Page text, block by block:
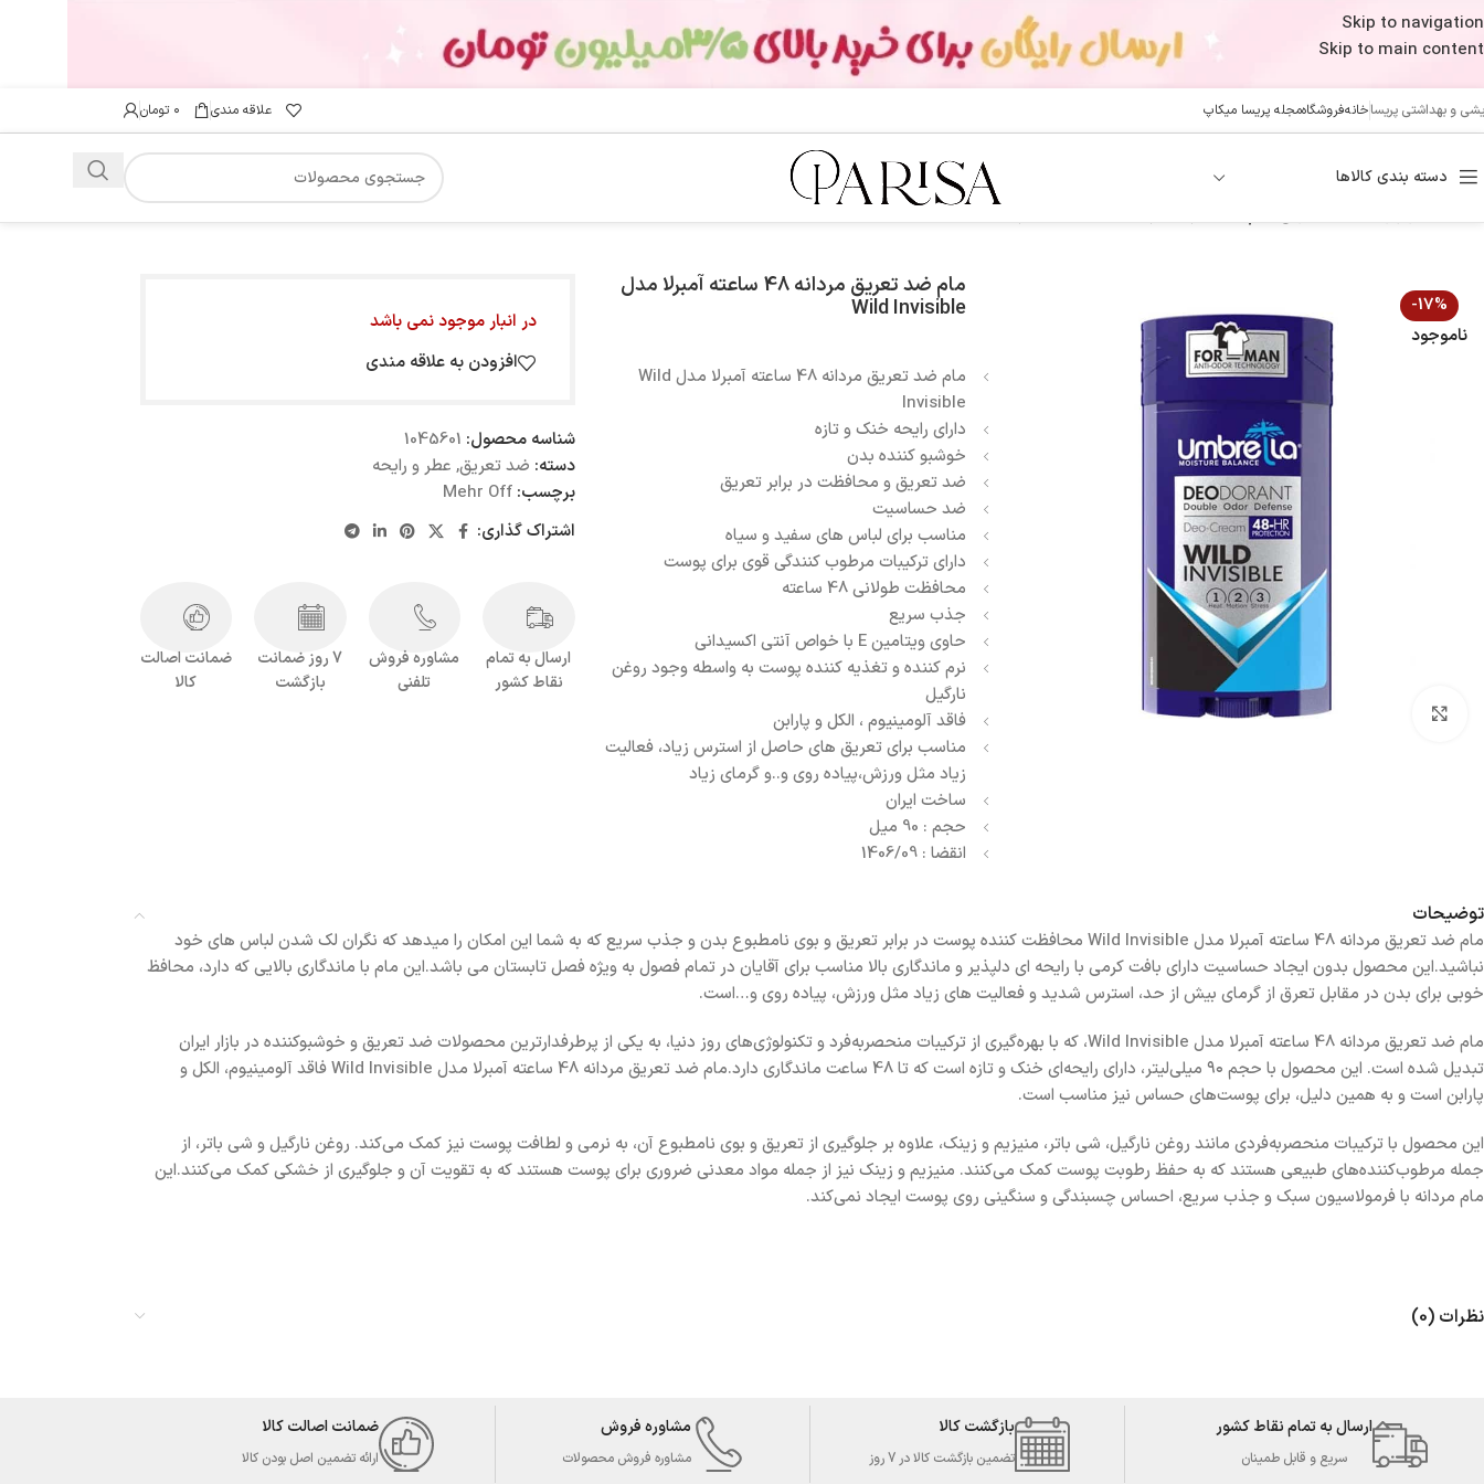
Skip to navigation
Skip to main content
و بهداشتی پریساخانهفروشگاهمجله پریسا میکاپ علاقه مندی ۰ تومان
دسته بندی کالاها
-17%
ناموجود
بزرگنمایی تصویر
مام ضد تعریق مردانه 48 ساعته آمبرلا مدل
Wild Invisible
مام ضد تعریق مردانه 48 ساعته آمبرلا مدل Wild
Invisible
دارای رایحه خنک و تازه
خوشبو کننده بدن
ضد تعریق و محافظت در برابر تعریق
ضد حساسیت
مناسب برای لباس های سفید و سیاه
دارای ترکیبات مرطوب کنندگی قوی برای پوست
محافظت طولانی 48 ساعته
جذب سریع
حاوی ویتامین E با خواص آنتی اکسیدانی
نرم کننده و تغذیه کننده پوست به واسطه وجود روغن
نارگیل
فاقد آلومینیوم ، الکل و پارابن
مناسب برای تعریق های حاصل از استرس زیاد، فعالیت
زیاد مثل ورزش،پیاده روی و..و گرمای زیاد
ساخت ایران
حجم : 90 میل
انقضا : 1406/09
در انبار موجود نمی باشد
افزودن به علاقه مندی
شناسه محصول: 1045601
دسته: ضد تعریق, عطر و رایحه
برچسب: Mehr Off
اشتراک گذاری:
ارسال به تمام
نقاط کشور
مشاوره فروش
تلفنی
7 روز ضمانت
بازگشت
ضمانت اصالت
کالا
توضیحات
مام ضد تعریق مردانه 48 ساعته آمبرلا مدل Wild Invisible محافظت کننده پوست در برابر تعریق و بوی نامطبوع بدن و جذب سریع که به شما این امکان را میدهد که نگران لک شدن لباس های خود
نباشید.این محصول بدون ایجاد حساسیت دارای بافت کرمی با رایحه ای دلپذیر و ماندگاری بالا مناسب برای آقایان در تمام فصول به ویژه فصل تابستان می باشد.این مام با ماندگاری بالایی که دارد، محافظ
خوبی برای بدن در مقابل تعرق از گرمای بیش از حد، استرس شدید و فعالیت های زیاد مثل ورزش، پیاده روی و…است.
مام ضد تعریق مردانه 48 ساعته آمبرلا مدل Wild Invisible، که با بهره‌گیری از ترکیبات منحصربه‌فرد و تکنولوژی‌های روز دنیا، به یکی از پرطرفدارترین محصولات ضد تعریق و خوشبوکننده در بازار ایران
تبدیل شده است. این محصول با حجم ۹۰ میلی‌لیتر، دارای رایحه‌ای خنک و تازه است که تا 48 ساعت ماندگاری دارد.مام ضد تعریق مردانه 48 ساعته آمبرلا مدل Wild Invisible فاقد آلومینیوم، الکل و
پارابن است و به همین دلیل، برای پوست‌های حساس نیز مناسب است.
این محصول با ترکیبات منحصربه‌فردی مانند روغن نارگیل، شی باتر، منیزیم و زینک، علاوه بر جلوگیری از تعریق و بوی نامطبوع آن، به نرمی و لطافت پوست نیز کمک می‌کند. روغن نارگیل و شی باتر، از
جمله مرطوب‌کننده‌های طبیعی هستند که به حفظ رطوبت پوست کمک می‌کنند. منیزیم و زینک نیز از جمله مواد معدنی ضروری برای پوست هستند که به تقویت آن و جلوگیری از خشکی کمک می‌کنند.این
مام مردانه با فرمولاسیون سبک و جذب سریع، احساس چسبندگی و سنگینی روی پوست ایجاد نمی‌کند.
نظرات (0)
ارسال به تمام نقاط کشور
سریع و قابل طمینان
بازگشت کالا
تضمین بازگشت کالا در 7 روز
مشاوره فروش
مشاوره فروش محصولات
ضمانت اصالت کالا
ارائه تضمین اصل بودن کالا